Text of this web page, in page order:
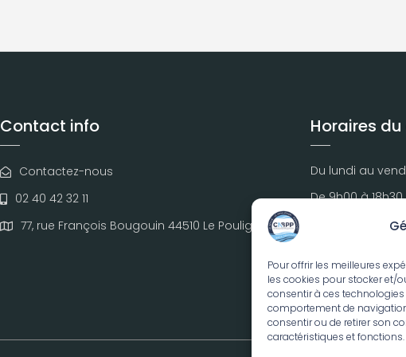
Pour offrir les meilleures
les cookies pour stocker et/
consentir à ces
comportement de
consentir ou de retirer son
caractéristiques et fonctions.
Contact info
Contactez-nous
02 40 42 32 11
77, rue François Bougouin 44510 Le Pouliguen
Horaires
Du lundi au
De 9h00 à 18h30
Samedi et